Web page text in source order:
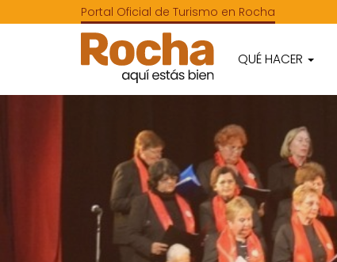
Portal Oficial de Turismo en Rocha
QUÉ HACER